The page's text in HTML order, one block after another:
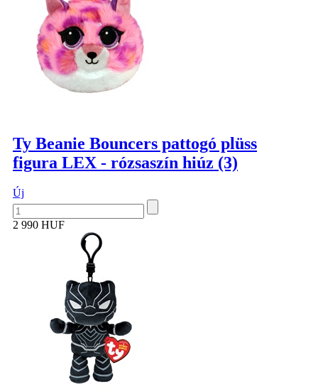
Ty Beanie Bouncers pattogó plüss
figura LEX - rózsaszín hiúz (3)
Új
2 990 HUF